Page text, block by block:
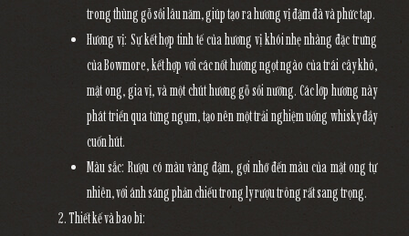
trong thùng gỗ sồi lâu năm, giúp tạo ra hương vị đậm đà và phức tạp.
Hương vị: Sự kết hợp tinh tế của hương vị khói nhẹ nhàng đặc trưng
của Bowmore, kết hợp với các nốt hương ngọt ngào của trái cây khô,
mật ong, gia vị, và một chút hương gỗ sồi nướng. Các lớp hương này
phát triển qua từng ngụm, tạo nên một trải nghiệm uống whisky đầy
cuốn hút.
Màu sắc: Rượu có màu vàng đậm, gợi nhớ đến màu của mật ong tự
nhiên, với ánh sáng phản chiếu trong ly rượu trông rất sang trọng.
Thiết kế và bao bì: